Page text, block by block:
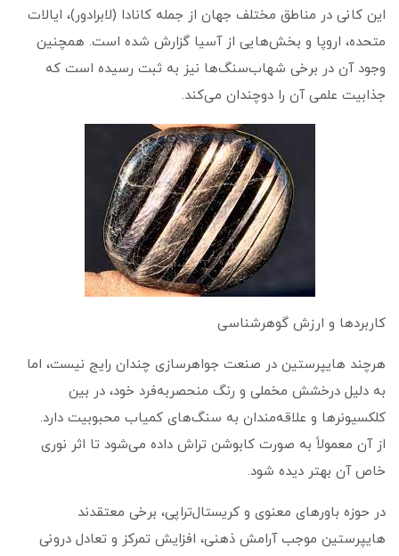
این کانی در مناطق مختلف جهان از جمله کانادا (لابرادور)، ایالات
متحده، اروپا و بخش‌هایی از آسیا گزارش شده است. همچنین
وجود آن در برخی شهاب‌سنگ‌ها نیز به ثبت رسیده است که
جذابیت علمی آن را دوچندان می‌کند.
کاربردها و ارزش گوهرشناسی
هرچند هایپرستین در صنعت جواهرسازی چندان رایج نیست، اما
به دلیل درخشش مخملی و رنگ منحصربه‌فرد خود، در بین
کلکسیونرها و علاقه‌مندان به سنگ‌های کمیاب محبوبیت دارد.
از آن معمولاً به صورت کابوشن تراش داده می‌شود تا اثر نوری
خاص آن بهتر دیده شود.
در حوزه باورهای معنوی و کریستال‌تراپی، برخی معتقدند
هایپرستین موجب آرامش ذهنی، افزایش تمرکز و تعادل درونی